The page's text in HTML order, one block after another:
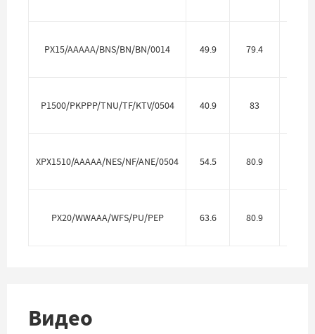
PX15/AAAAA/BNS/BN/BN/0014 49.9 79.4
P1500/PKPPP/TNU/TF/KTV/0504 40.9 83
XPX1510/AAAAA/NES/NF/ANE/0504 54.5 80.9
PX20/WWAAA/WFS/PU/PEP 63.6 80.9
Видео